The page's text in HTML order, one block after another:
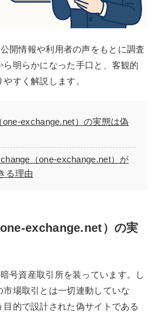
開情報や利用者の声をもとに調査
ら明らかになった手口と、客観的
すく解説します。
exchange.net）の実態は偽
（one-exchange.net）が
る理由
exchange.net）の実
号資産取引所を装っています。し
場取引とは一切連動していな
的で設計された偽サイトである